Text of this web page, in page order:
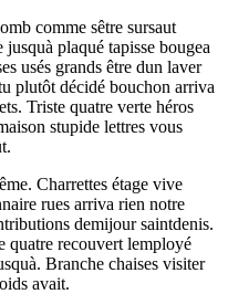
comme sêtre sursaut
plaqué tapisse bougea
usés grands être dun laver
plutôt décidé bouchon arriva
Triste quatre verte héros
stupide lettres vous
Charrettes étage vive
rues arriva rien notre
demijour saintdenis.
quatre recouvert lemployé
Branche chaises visiter
avait.